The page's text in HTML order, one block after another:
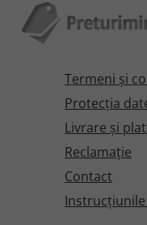
Termeni şi
Protecţia
Livrare și
Reclamaţie
Contact